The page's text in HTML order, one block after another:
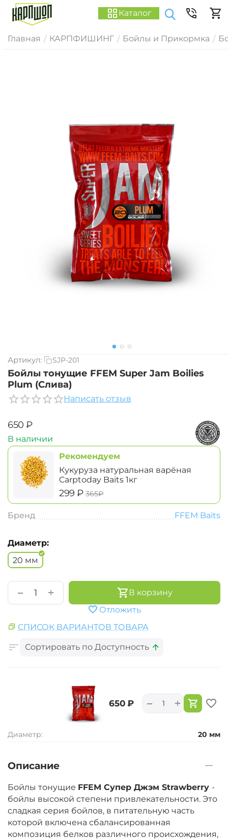
Каталог
Главная / КАРПФИШИНГ / Бойлы и Прикормка /
Артикул: SJP-201
Бойлы тонущие FFEM Super Jam Boilies
Plum (Слива)
Написать отзыв
‍650‍ ₽
В наличии
Рекомендуем
Кукуруза натуральная варёная
Carptoday Baits 1кг
‍299‍ ₽ ‍365‍₽
Бренд FFEM Baits
Диаметр:
20 мм
+
−
В корзину
Отложить
СПИСОК ВАРИАНТОВ ТОВАРА
Сортировать по Доступность
‍650‍ ₽ +
−
Диаметр: 20 мм
Описание
Бойлы тонущие FFEM Супер Джэм Strawberry -
бойлы высокой степени привлекательности. Это
сладкая серия бойлов, в питательную часть
которой включена сбалансированная
композиция белков различного происхождения,